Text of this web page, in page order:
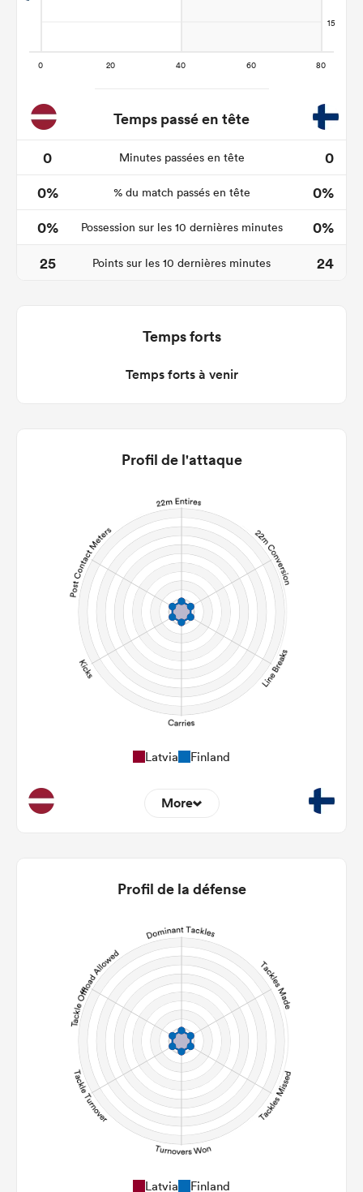
Temps passé en tête
0
Minutes passées en tête
0
0%
% du match passés en tête
0%
0%
Possession sur les 10 dernières minutes
0%
25
Points sur les 10 dernières minutes 24
Temps forts
Temps forts à venir
Profil de l'attaque
Latvia Finland
More
22m Conversion
Carries
Kicks
Post Contact Meters
Profil de la défense
Latvia Finland